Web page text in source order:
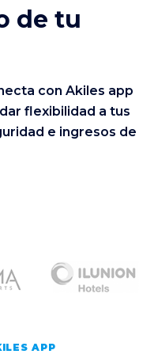
de tu
con Akiles app
flexibilidad a tus
e ingresos de
APP